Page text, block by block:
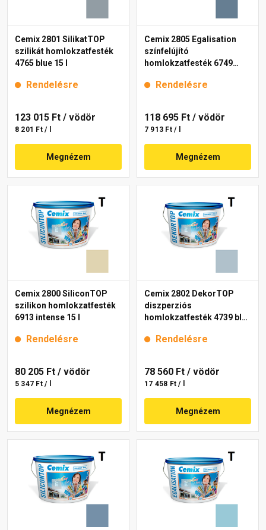
Cemix 2801 SilikatTOP
szilikát homlokzatfesték
4765 blue 15 l
Rendelésre
123 015 Ft / vödör
8 201 Ft / l
Megnézem
Cemix 2805 Egalisation
színfelújító
homlokzatfesték 6749
Rendelésre
118 695 Ft / vödör
7 913 Ft / l
Megnézem
Cemix 2800 SiliconTOP
szilikon homlokzatfesték
6913 intense 15 l
Rendelésre
80 205 Ft / vödör
5 347 Ft / l
Megnézem
Cemix 2802 DekorTOP
diszperziós
homlokzatfesték 4739 blue
Rendelésre
78 560 Ft / vödör
17 458 Ft / l
Megnézem